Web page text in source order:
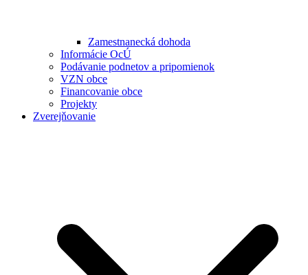
Zamestnanecká dohoda
Informácie OcÚ
Podávanie podnetov a pripomienok
VZN obce
Financovanie obce
Projekty
Zverejňovanie